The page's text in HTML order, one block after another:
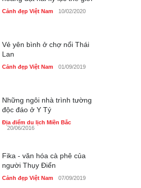
Cảnh đẹp Việt Nam 10/02/2020
Vẻ yên bình ở chợ nổi Thái
Lan
Cảnh đẹp Việt Nam 01/09/2019
Những ngôi nhà trình tường
độc đáo ở Y Tý
Địa điểm du lịch Miền Bắc
20/06/2016
Fika - văn hóa cà phê của
người Thụy Điển
Cảnh đẹp Việt Nam 07/09/2019